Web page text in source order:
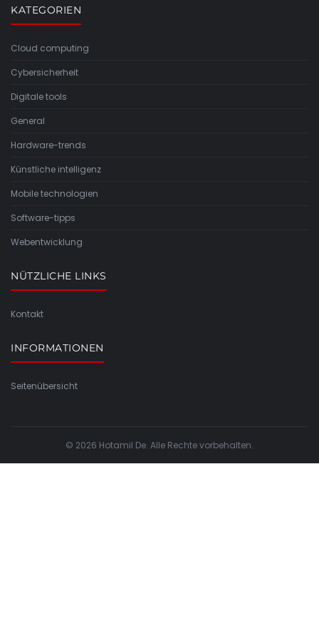
KATEGORIEN
Cloud computing
Cybersicherheit
Digitale tools
General
Hardware-trends
Künstliche intelligenz
Mobile technologien
Software-tipps
Webentwicklung
NÜTZLICHE LINKS
Kontakt
INFORMATIONEN
Seitenübersicht
© 2026 Hotamil De. Alle Rechte vorbehalten.